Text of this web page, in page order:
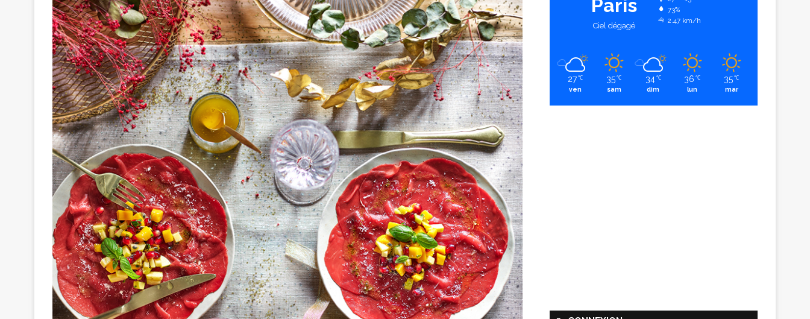
Paris
Ciel dégagé
73%
2.47 km/h
27 ℃
ven
35 ℃
sam
34 ℃
dim
36 ℃
lun
35 ℃
mar